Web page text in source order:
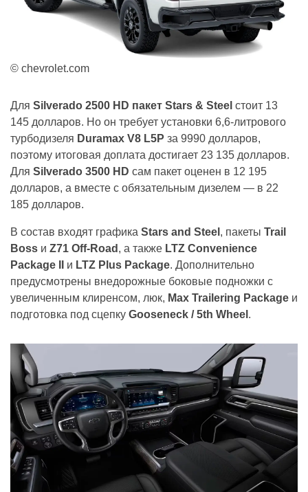
© chevrolet.com
Для Silverado 2500 HD пакет Stars & Steel стоит 13
145 долларов. Но он требует установки 6,6-литрового
турбодизеля Duramax V8 L5P за 9990 долларов,
поэтому итоговая доплата достигает 23 135 долларов.
Для Silverado 3500 HD сам пакет оценен в 12 195
долларов, а вместе с обязательным дизелем — в 22
185 долларов.
В состав входят графика Stars and Steel , пакеты Trail
Boss и Z71 Off-Road , а также LTZ Convenience
Package II
и LTZ Plus Package. Дополнительно
предусмотрены внедорожные боковые подножки с
увеличенным клиренсом, люк, Max Trailering Package и
подготовка под сцепку Gooseneck / 5th Wheel .